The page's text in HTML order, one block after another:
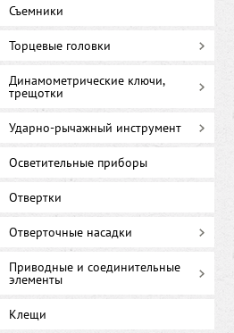
Съемники
Торцевые головки
Динамометрические ключи,
трещотки
Ударно-рычажный инструмент
Осветительные приборы
Отвертки
Отверточные насадки
Приводные и соединительные
элементы
Клещи